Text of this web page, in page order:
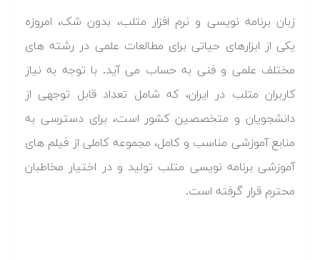
زبان برنامه نویسی و نرم افزار متلب، بدون شک، امروزه
یکی از ابزارهای حیاتی برای مطالعات علمی در رشته های
مختلف علمی و فنی به حساب می آید. با توجه به نیاز
کاربران متلب در ایران، که شامل تعداد قابل توجهی از
دانشجویان و متخصصین کشور است، برای دسترسی به
منابع آموزشی مناسب و کامل، مجموعه کاملی از فیلم های
آموزشی برنامه نویسی متلب تولید و در اختیار مخاطبان
محترم قرار گرفته است.